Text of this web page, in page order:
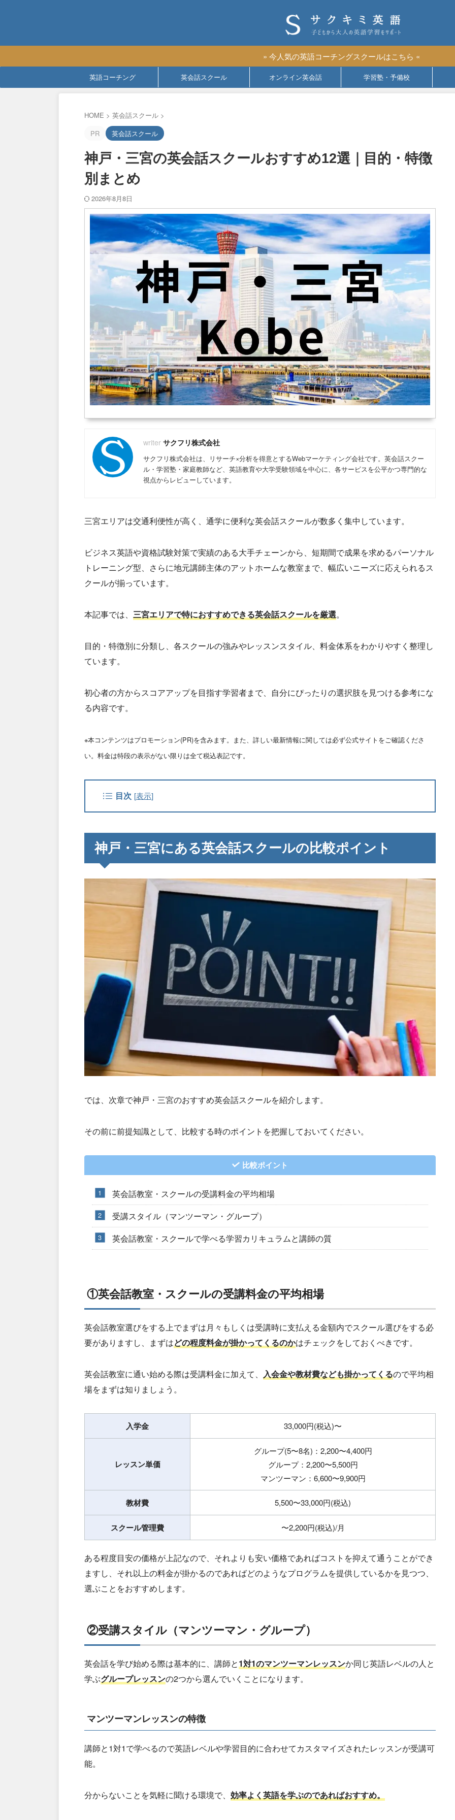
» 今人気の英語コーチングスクールはこちら «
英語コーチング 英会話スクール オンライン英会話 学習塾・予備校
HOME > 英会話スクール >
PR
英会話スクール
神戸・三宮の英会話スクールおすすめ12選｜目的・特徴
別まとめ
2026年8月8日
サクフリ株式会社
サクフリ株式会社は、リサーチ×分析を得意とするWebマーケティング会社です。英会話スクー
ル・学習塾・家庭教師など、英語教育や大学受験領域を中心に、各サービスを公平かつ専門的な
視点からレビューしています。
三宮エリアは交通利便性が高く、通学に便利な英会話スクールが数多く集中しています。
ビジネス英語や資格試験対策で実績のある大手チェーンから、短期間で成果を求めるパーソナル
トレーニング型、さらに地元講師主体のアットホームな教室まで、幅広いニーズに応えられるス
クールが揃っています。
本記事では、 三宮エリアで特におすすめできる英会話スクールを厳選。
目的・特徴別に分類し、各スクールの強みやレッスンスタイル、料金体系をわかりやすく整理し
ています。
初心者の方からスコアアップを目指す学習者まで、自分にぴったりの選択肢を見つける参考にな
る内容です。
※本コンテンツはプロモーション(PR)を含みます。また、詳しい最新情報に関しては必ず公式サイトをご確認くださ
い。料金は特段の表示がない限りは全て税込表記です。
目次 [表示]
神戸・三宮にある英会話スクールの比較ポイント
では、次章で神戸・三宮のおすすめ英会話スクールを紹介します。
その前に前提知識として、比較する時のポイントを把握しておいてください。
比較ポイント
英会話教室・スクールの受講料金の平均相場
受講スタイル（マンツーマン・グループ）
英会話教室・スクールで学べる学習カリキュラムと講師の質
①英会話教室・スクールの受講料金の平均相場
英会話教室選びをする上でまずは月々もしくは受講時に支払える金額内でスクール選びをする必
要がありますし、まずはどの程度料金が掛かってくるのかはチェックをしておくべきです。
英会話教室に通い始める際は受講料金に加えて、 入会金や教材費なども掛かってくるので平均相
場をまずは知りましょう。
入学金 33,000円(税込)〜
レッスン単価
グループ(5〜8名)：2,200〜4,400円
グループ：2,200〜5,500円
マンツーマン：6,600〜9,900円
教材費 5,500〜33,000円(税込)
スクール管理費 〜2,200円(税込)/月
ある程度目安の価格が上記なので、それよりも安い価格であればコストを抑えて通うことができ
ますし、それ以上の料金が掛かるのであればどのようなプログラムを提供しているかを見つつ、
選ぶことをおすすめします。
②受講スタイル（マンツーマン・グループ）
英会話を学び始める際は基本的に、講師と1対1のマンツーマンレッスンか同じ英語レベルの人と
学ぶグループレッスンの2つから選んでいくことになります。
マンツーマンレッスンの特徴
講師と1対1で学べるので英語レベルや学習目的に合わせてカスタマイズされたレッスンが受講可
能。
分からないことを気軽に聞ける環境で、 効率よく英語を学ぶのであればおすすめ。